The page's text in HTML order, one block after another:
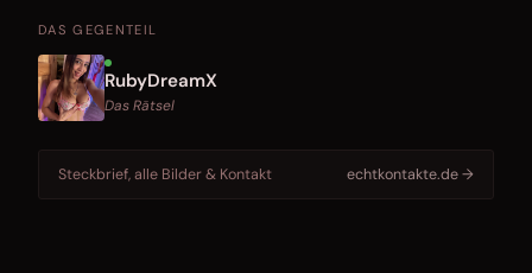
DAS GEGENTEIL
RubyDreamX
Das Rätsel
Steckbrief, alle Bilder & Kontakt echtkontakte.de →